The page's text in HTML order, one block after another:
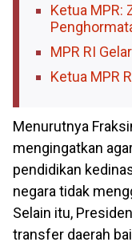
Ketua MPR:
MPR RI
Ketua MPR
Menurutnya
mengingatkan
pendidikan
negara tidak
Selain itu,
transfer daerah